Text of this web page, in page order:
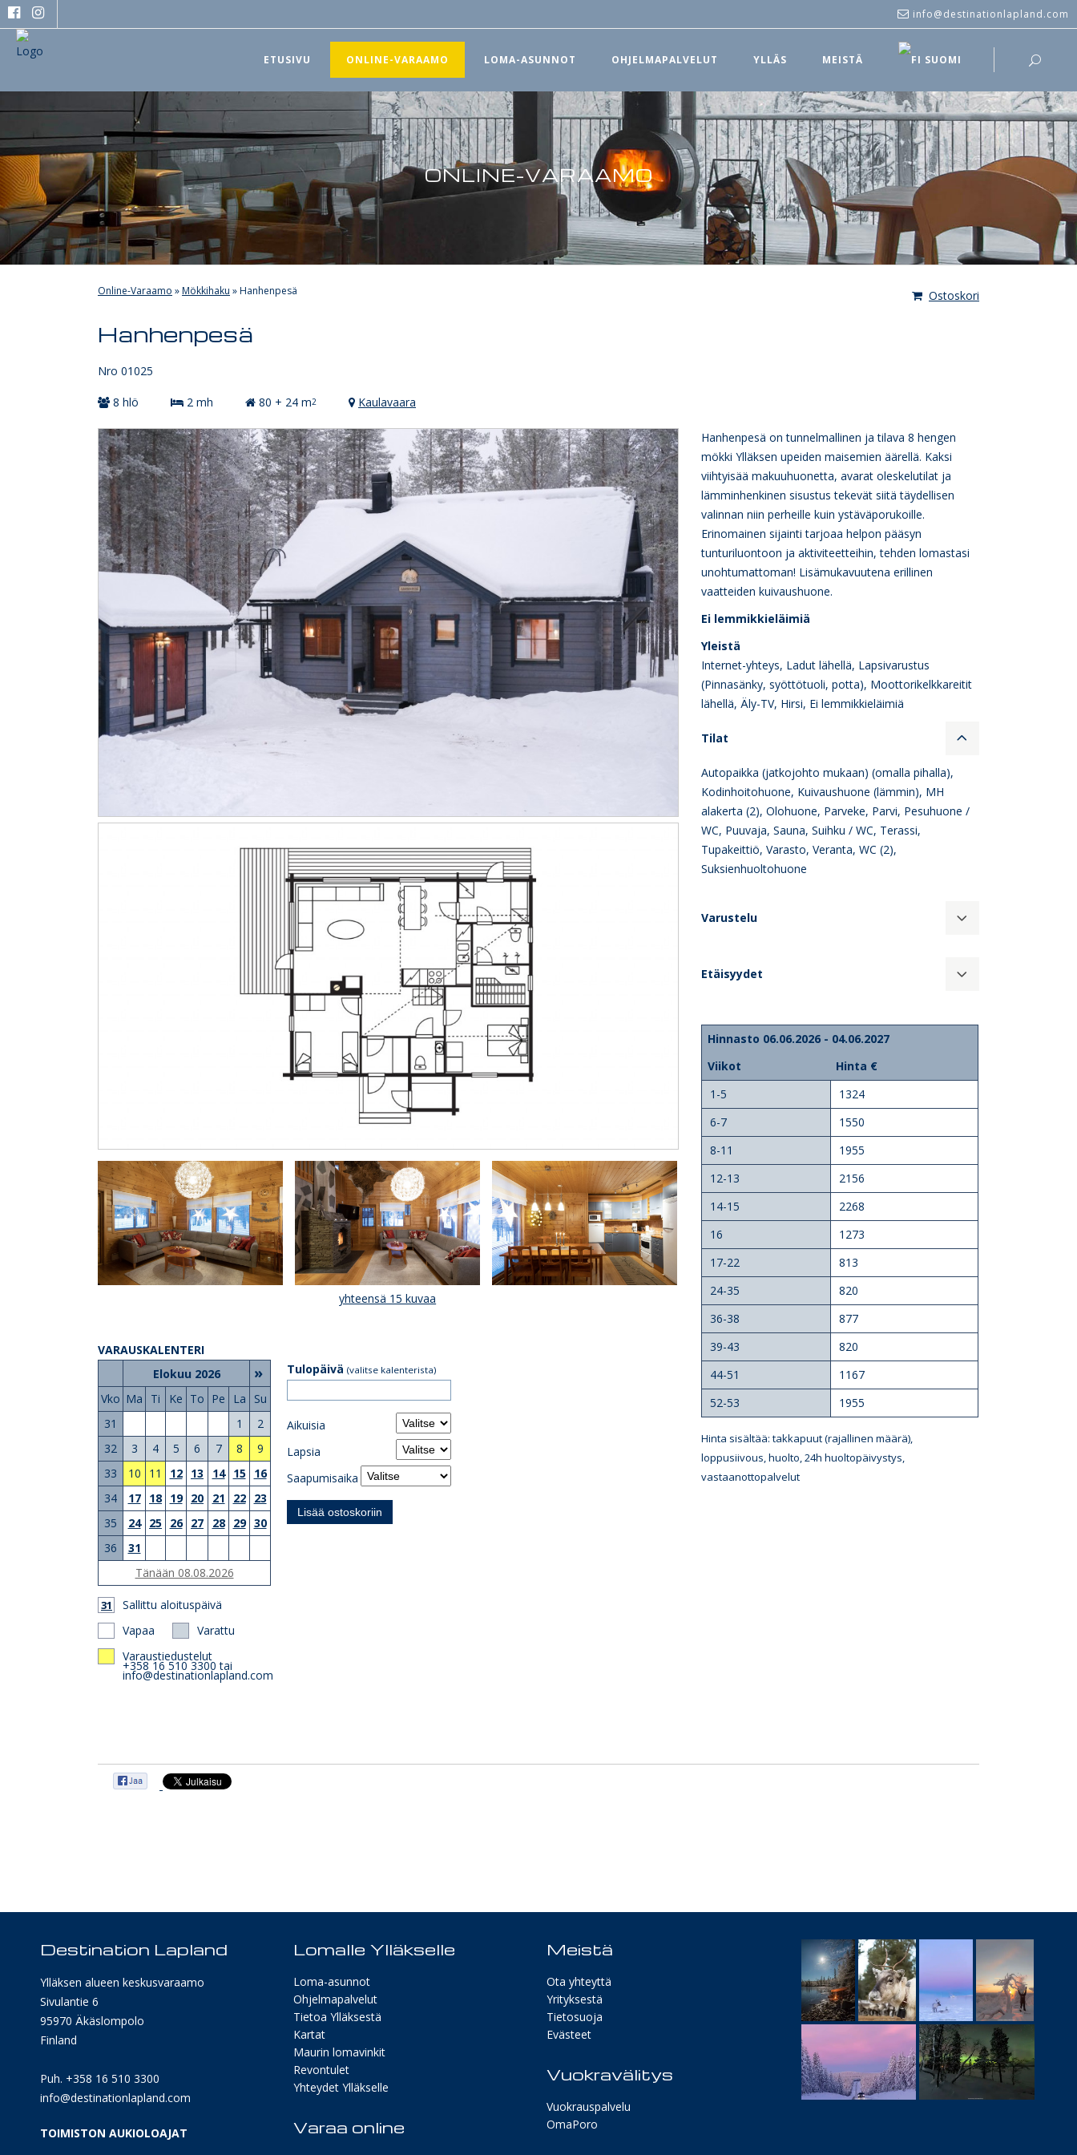
info@destinationlapland.com
ETUSIVU ONLINE-VARAAMO LOMA-ASUNNOT OHJELMAPALVELUT YLLÄS MEISTÄ SUOMI
ONLINE-VARAAMO
Online-Varaamo »Mökkihaku »Hanhenpesä Ostoskori
Hanhenpesä
Nro 01025
8 hlö 2 mh 80 + 24 m2 Kaulavaara
yhteensä 15 kuvaa
VARAUSKALENTERI
Elokuu 2026
»
Vko Ma Ti Ke To Pe La
Su
31
1
2
32
3 4 5 6 7 8
9
33
10 11 12 13 14 15
16
34
17 18 19 20 21 22
23
35
24 25 26 27 28 29 30
36
31
Tänään 08.08.2026
31
Sallittu aloituspäivä
Vapaa
Varattu
Varaustiedustelut
+358 16 510 3300 tai
info@destinationlapland.com
Tulopäivä (valitse kalenterista)
Aikuisia
Lapsia
Saapumisaika
Hanhenpesä on tunnelmallinen ja tilava 8 hengen
mökki Ylläksen upeiden maisemien äärellä. Kaksi
viihtyisää makuuhuonetta, avarat oleskelutilat ja
lämminhenkinen sisustus tekevät siitä täydellisen
valinnan niin perheille kuin ystäväporukoille.
Erinomainen sijainti tarjoaa helpon pääsyn
tunturiluontoon ja aktiviteetteihin, tehden lomastasi
unohtumattoman! Lisämukavuutena erillinen
vaatteiden kuivaushuone.
Ei lemmikkieläimiä
Yleistä
Internet-yhteys, Ladut lähellä, Lapsivarustus
(Pinnasänky, syöttötuoli, potta), Moottorikelkkareitit
lähellä, Äly-TV, Hirsi, Ei lemmikkieläimiä
Tilat
Autopaikka (jatkojohto mukaan) (omalla pihalla),
Kodinhoitohuone, Kuivaushuone (lämmin), MH
alakerta (2), Olohuone, Parveke, Parvi, Pesuhuone /
WC, Puuvaja, Sauna, Suihku / WC, Terassi,
Tupakeittiö, Varasto, Veranta, WC (2),
Suksienhuoltohuone
Varustelu
Etäisyydet
Hinnasto 06.06.2026 - 04.06.2027
Viikot
Hinta €
1-5
1324
6-7
1550
8-11
1955
12-13
2156
14-15
2268
16
1273
17-22
813
24-35
820
36-38
877
39-43
820
44-51
1167
52-53
1955
Hinta sisältää: takkapuut (rajallinen määrä),
loppusiivous, huolto, 24h huoltopäivystys,
vastaanottopalvelut
Destination Lapland
Ylläksen alueen keskusvaraamo
Sivulantie 6
95970 Äkäslompolo
Finland
Puh. +358 16 510 3300
info@destinationlapland.com
TOIMISTON AUKIOLOAJAT
Lomalle Ylläkselle
Loma-asunnot
Ohjelmapalvelut
Tietoa Ylläksestä
Kartat
Maurin lomavinkit
Revontulet
Yhteydet Ylläkselle
Varaa online
Meistä
Ota yhteyttä
Yrityksestä
Tietosuoja
Evästeet
Vuokravälitys
Vuokrauspalvelu
OmaPoro